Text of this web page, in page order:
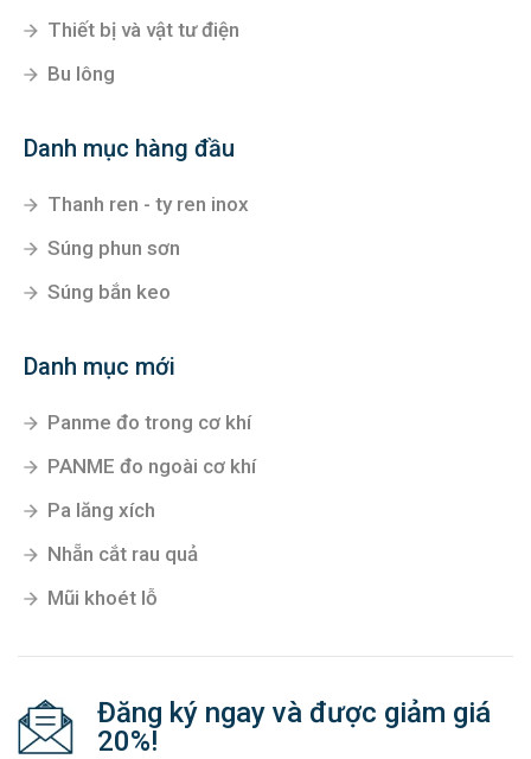
Thiết bị và vật tư điện
Bu lông
Danh mục hàng đầu
Thanh ren - ty ren inox
Súng phun sơn
Súng bắn keo
Danh mục mới
Panme đo trong cơ khí
PANME đo ngoài cơ khí
Pa lăng xích
Nhẵn cắt rau quả
Mũi khoét lỗ
Đăng ký ngay và được giảm giá
20%!